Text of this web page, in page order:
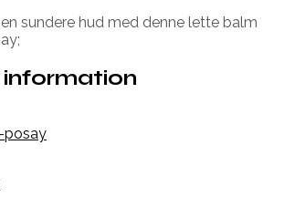
sundere hud med denne lette balm
information
posay